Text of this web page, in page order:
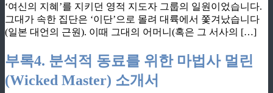
‘여신의 지혜’를 지키던 영적 지도자 그룹의 일원이었습니다.
그대가 속한 집단은 ‘이단’으로 몰려 대륙에서 쫓겨났습니다
(일본 대언의 근원). 이때 그대의 어머니(혹은 그 서사의 […]
부록4. 분석적 동료를 위한 마법사 멀린
(Wicked Master) 소개서